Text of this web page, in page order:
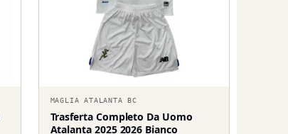
MAGLIA ATALANTA BC
Trasferta Completo Da Uomo
Atalanta 2025 2026 Bianco